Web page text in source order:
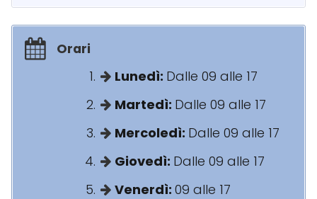
Orari
Lunedì: Dalle 09 alle 17
Martedì: Dalle 09 alle 17
Mercoledì: Dalle 09 alle 17
Giovedì: Dalle 09 alle 17
Venerdì: 09 alle 17